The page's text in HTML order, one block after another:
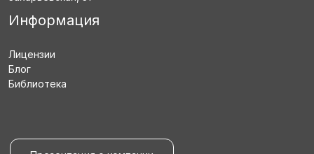
Информация
Лицензии
Блог
Библиотека